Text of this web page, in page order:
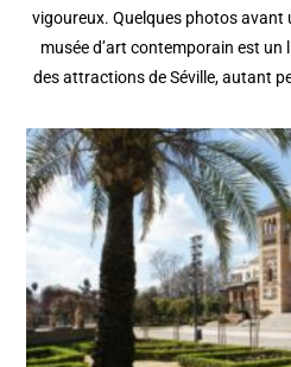
vigoureux. Quelques photos
musée d’art contemporain est un
des attractions de Séville, autant